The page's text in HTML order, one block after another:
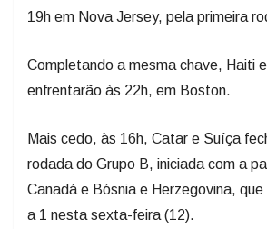
19h em Nova Jersey, pela primeira
Completando a mesma chave, Haiti
enfrentarão às 22h, em Boston.
Mais cedo, às 16h, Catar e Suíça
rodada do Grupo B, iniciada com a
Canadá e Bósnia e Herzegovina, que
a 1 nesta sexta-feira (12).